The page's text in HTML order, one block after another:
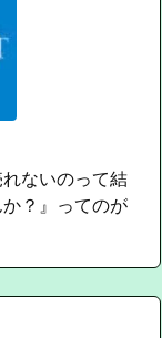
ないのって結
？』ってのが